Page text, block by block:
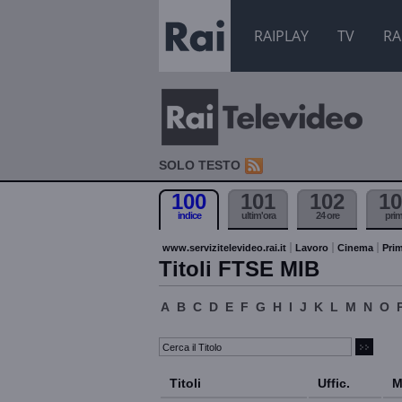
RAIPLAY TV
SOLO TESTO
100
indice
101
ultim'ora
102
24 ore
www.servizitelevideo.rai.it Lavoro Cinema
Titoli FTSE MIB
A B C D E F G H I J K L M N O
Titoli Uffic.